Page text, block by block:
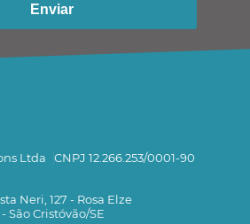
Enviar
Ltda CNPJ 12.266.253/0001-90
Neri, 127 - Rosa Elze
São Cristóvão/SE